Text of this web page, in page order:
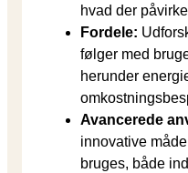
hvad der
Fordele:
følger med
herunder
Avancerede
innovative
bruges, både